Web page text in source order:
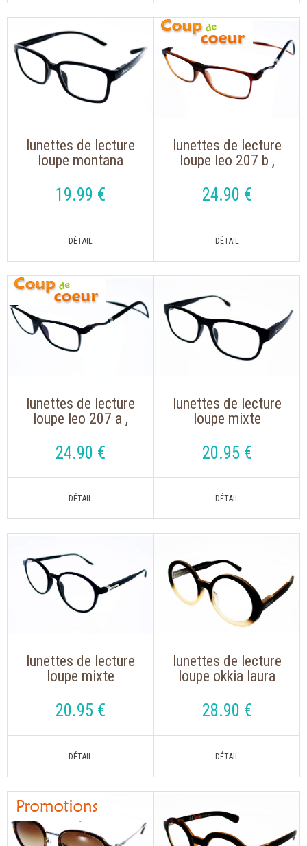
lunettes de lecture
loupe montana
autour du cou
19.99 €
lunettes de lecture
loupe leo 207 b ,
avec un aimant avec
cordon réglable
24.90 €
lunettes de lecture
loupe leo 207 a ,
aimant avec cordon
réglable
24.90 €
lunettes de lecture
loupe mixte
avec clip solaire
aimanté polarisé
20.95 €
lunettes de lecture
loupe mixte
avec clip solaire
aimanté polarisé
20.95 €
lunettes de lecture
loupe okkia laura
forme rétro
tendance
28.90 €